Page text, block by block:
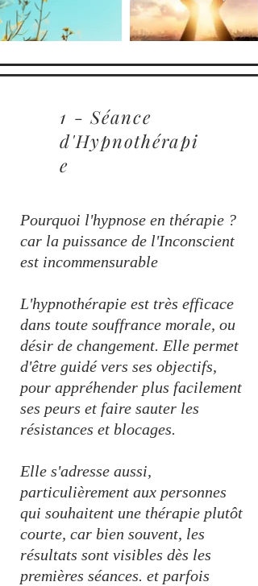
1 - Séance
d'Hypnothérapi
e
Pourquoi l'hypnose en thérapie ?
car la puissance de l'Inconscient
est incommensurable
L'hypnothérapie est très efficace
dans toute souffrance morale, ou
désir de changement. Elle permet
d'être guidé vers ses objectifs,
pour appréhender plus facilement
ses peurs et faire sauter les
résistances et blocages.
Elle s'adresse aussi,
particulièrement aux personnes
qui souhaitent une thérapie plutôt
courte, car bien souvent, les
résultats sont visibles dès les
premières séances. et parfois